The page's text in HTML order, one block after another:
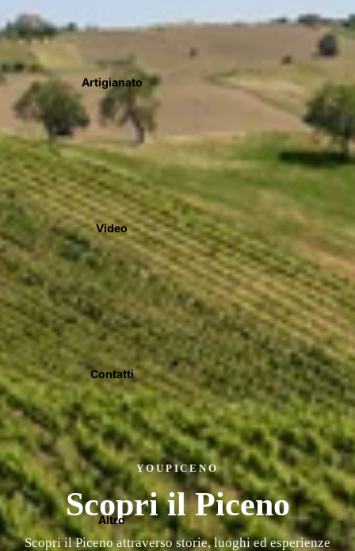
Artigianato
Video
Contatti
Altro
YOUPICENO
Scopri il Piceno
Scopri il Piceno attraverso storie, luoghi ed esperienze